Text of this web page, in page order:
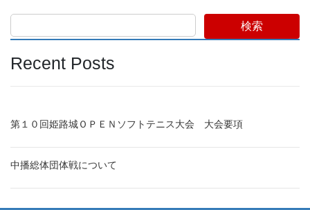
検索
Recent Posts
第１０回姫路城ＯＰＥＮソフトテニス大会 大会要項
中播総体団体戦について